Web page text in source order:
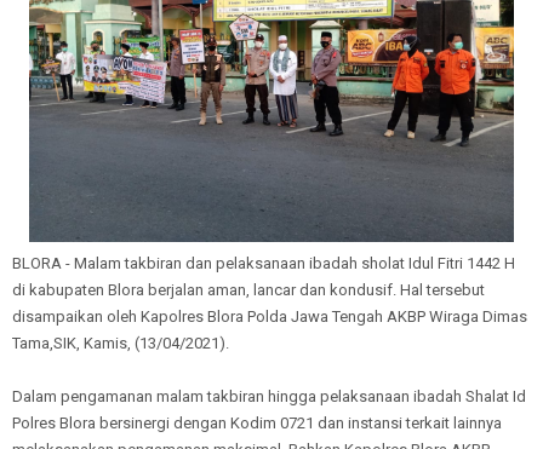
BLORA - Malam takbiran dan pelaksanaan ibadah sholat Idul Fitri 1442 H
di kabupaten Blora berjalan aman, lancar dan kondusif. Hal tersebut
disampaikan oleh Kapolres Blora Polda Jawa Tengah AKBP Wiraga Dimas
Tama,SIK, Kamis, (13/04/2021).
Dalam pengamanan malam takbiran hingga pelaksanaan ibadah Shalat Id
Polres Blora bersinergi dengan Kodim 0721 dan instansi terkait lainnya